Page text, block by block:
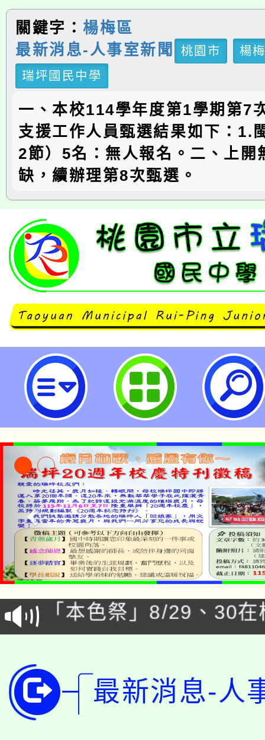
關鍵字： 楊梅區
最新消息-人事室新聞
桃園市
楊
瑞坪國民中學
一、本校114學年度第1學期第7
支援工作人員甄選結果如下：1.
2節）5名：無人報名。二、上開
缺，續辦理第8次甄選。
公告本校114學年度第1學期第7次
工作人員甄選結果-桃園市立瑞坪
公告本校115學年度第
代理(課)教師甄選結果
告(尚有缺額)
「本色祭」8/29、30在
場熱烈登場!
8/21下午1時於龍潭區
徵才活動。
局官網。
8月14至27日，桃園電
最新消息-人